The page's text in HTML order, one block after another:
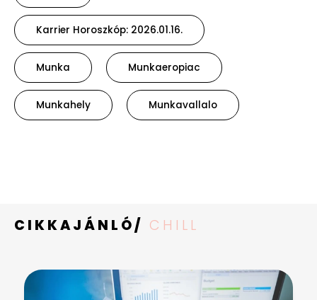
Karrier Horoszkóp: 2026.01.16.
Munka Munkaeropiac
Munkahely Munkavallalo
CIKKAJÁNLÓ/ CHILL